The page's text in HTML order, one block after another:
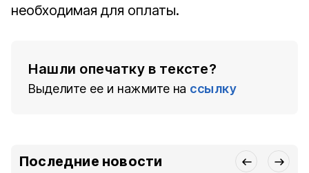
необходимая для оплаты.
Нашли опечатку в тексте?
Выделите ее и нажмите на ссылку
Последние новости